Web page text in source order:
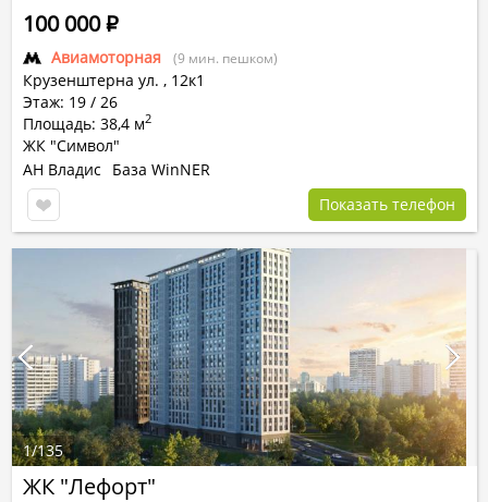
Авиамоторная (9 мин. пешком)
Крузенштерна ул. , 12к1
Этаж: 19 / 26
Площадь: 38,4 м2
ЖК "Символ"
100 000Р
АН Владис
База WinNER
Показать телефон
ЖК "Лефорт"
1/135